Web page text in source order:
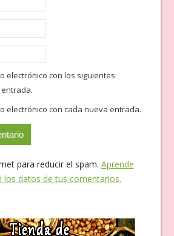
electrónico con los siguientes
electrónico con cada nueva entrada.
para reducir el spam. Aprende
los datos de tus comentarios.